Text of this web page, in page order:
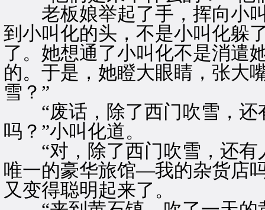
老板娘举起了手，挥向小叫
到小叫化的头，不是小叫化躲
了。她想通了小叫化不是消遣
的。于是，她瞪大眼睛，张大
雪？”
“废话，除了西门吹雪，还
吗？”小叫化道。
“对，除了西门吹雪，还有
唯一的豪华旅馆—我的杂货店
又变得聪明起来了。